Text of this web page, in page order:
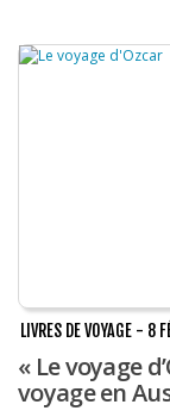
LIVRES DE VOYAGE - 8
« Le voyage
voyage en